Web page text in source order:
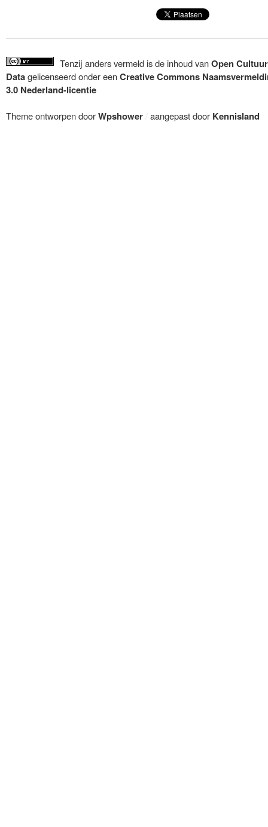
Tenzij anders vermeld is de inhoud vanOpen Cultuur
Datagelicenseerd onder eenCreative Commons
3.0 Nederland-licentie
Theme ontworpen doorWpshower /aangepast door Kennisland